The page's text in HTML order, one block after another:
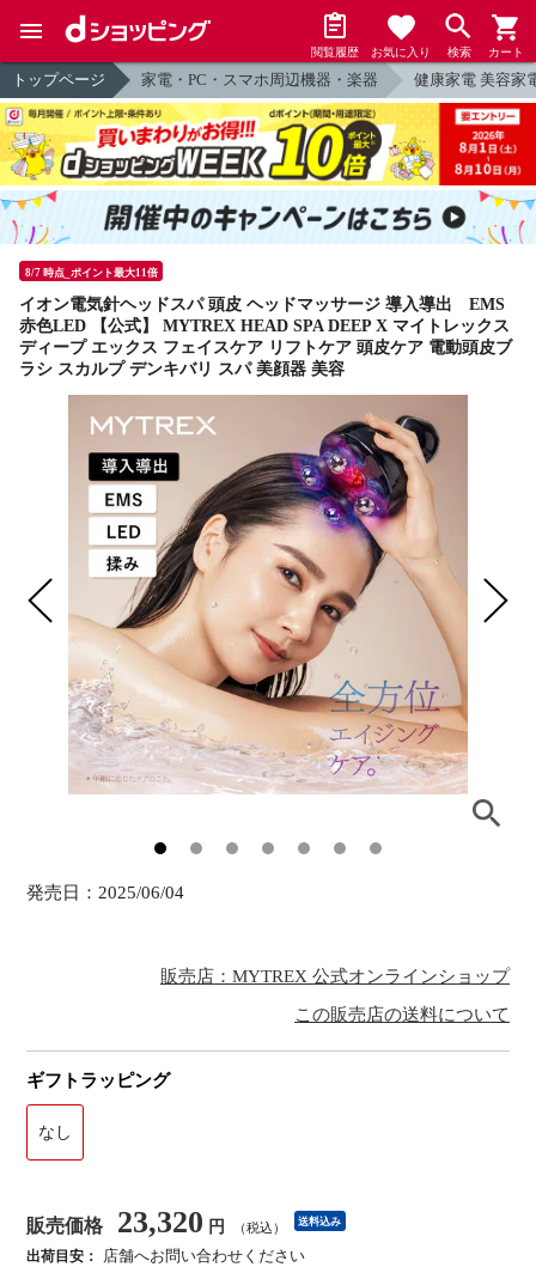
閲覧履歴 お気に入り 検索 カート
トップページ 家電・PC・スマホ周辺機器・楽器 健康家電 美容家
8/7 時点_ポイント最大11倍
イオン電気針ヘッドスパ 頭皮 ヘッドマッサージ 導入導出 EMS
赤色LED 【公式】 MYTREX HEAD SPA DEEP X マイトレックス
ディープ エックス フェイスケア リフトケア 頭皮ケア 電動頭皮ブ
ラシ スカルプ デンキバリ スパ 美顔器 美容
発売日： 2025/06/04
販売店：MYTREX 公式オンラインショップ
この販売店の送料について
ギフトラッピング
なし
販売価格 23,320 円 （税込） 送料込み
出荷目安：
店舗へお問い合わせください